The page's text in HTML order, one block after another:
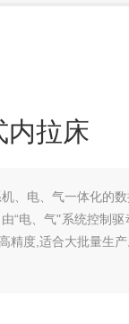
内拉床
、电、气一体化的
“电、气"系统控制
精度,适合大批量生产